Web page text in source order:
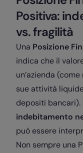
Positiva:
vs. fragilità
Una Posizione
indica che il
un’azienda
sue attività
depositi bancari).
indebitamento
può essere
Non sempre una